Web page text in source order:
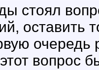
стоял
оставить
очередь
вопрос